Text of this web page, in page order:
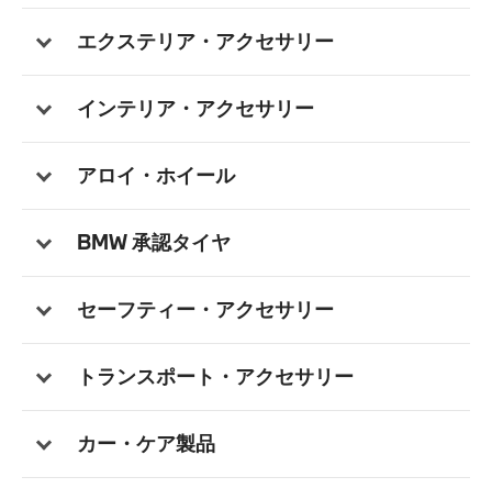
エクステリア・アクセサリー
インテリア・アクセサリー
アロイ・ホイール
BMW 承認タイヤ
セーフティー・アクセサリー
トランスポート・アクセサリー
カー・ケア製品